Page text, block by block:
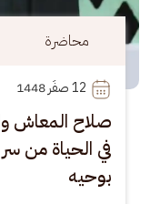
محاضرة
12 صفَر 1448
صلاح المعاش
في الحياة من
بوحيه